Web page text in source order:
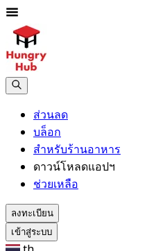
ส่วนลด
บล็อก
สำหรับร้านอาหาร
ดาวน์โหลดแอปฯ
ช่วยเหลือ
ลงทะเบียน
เข้าสู่ระบบ